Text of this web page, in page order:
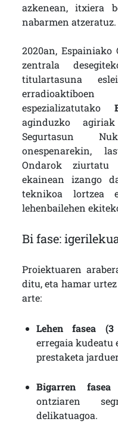
azkenean, itxiera
nabarmen atzeratuz.
2020an, Espainiako
zentrala
titulartasuna
espezializatutako
aginduzko
Segurtasun
onespenarekin,
Ondarok ziurtatu
ekainean izango
teknikoa lortzea
lehenbailehen
Bi fase:
Proiektuaren
ditu, eta hamar
arte:
Lehen fasea
erregaia
prestaketa
Bigarren
ontziaren
delikatuagoa.